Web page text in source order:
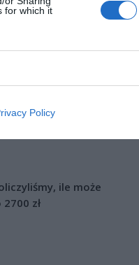
for which it
Policy
ile może
zł